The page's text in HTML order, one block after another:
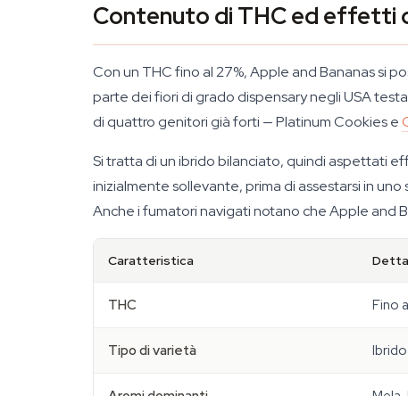
Contenuto di THC ed effetti
Con un THC fino al 27%, Apple and Bananas si
parte dei fiori di grado dispensary negli USA
di quattro genitori già forti — Platinum Cookies e
Si tratta di un ibrido bilanciato, quindi aspettati
inizialmente sollevante, prima di assestarsi in
Anche i fumatori navigati notano che Apple and
Caratteristica
THC Fino
Tipo di varietà